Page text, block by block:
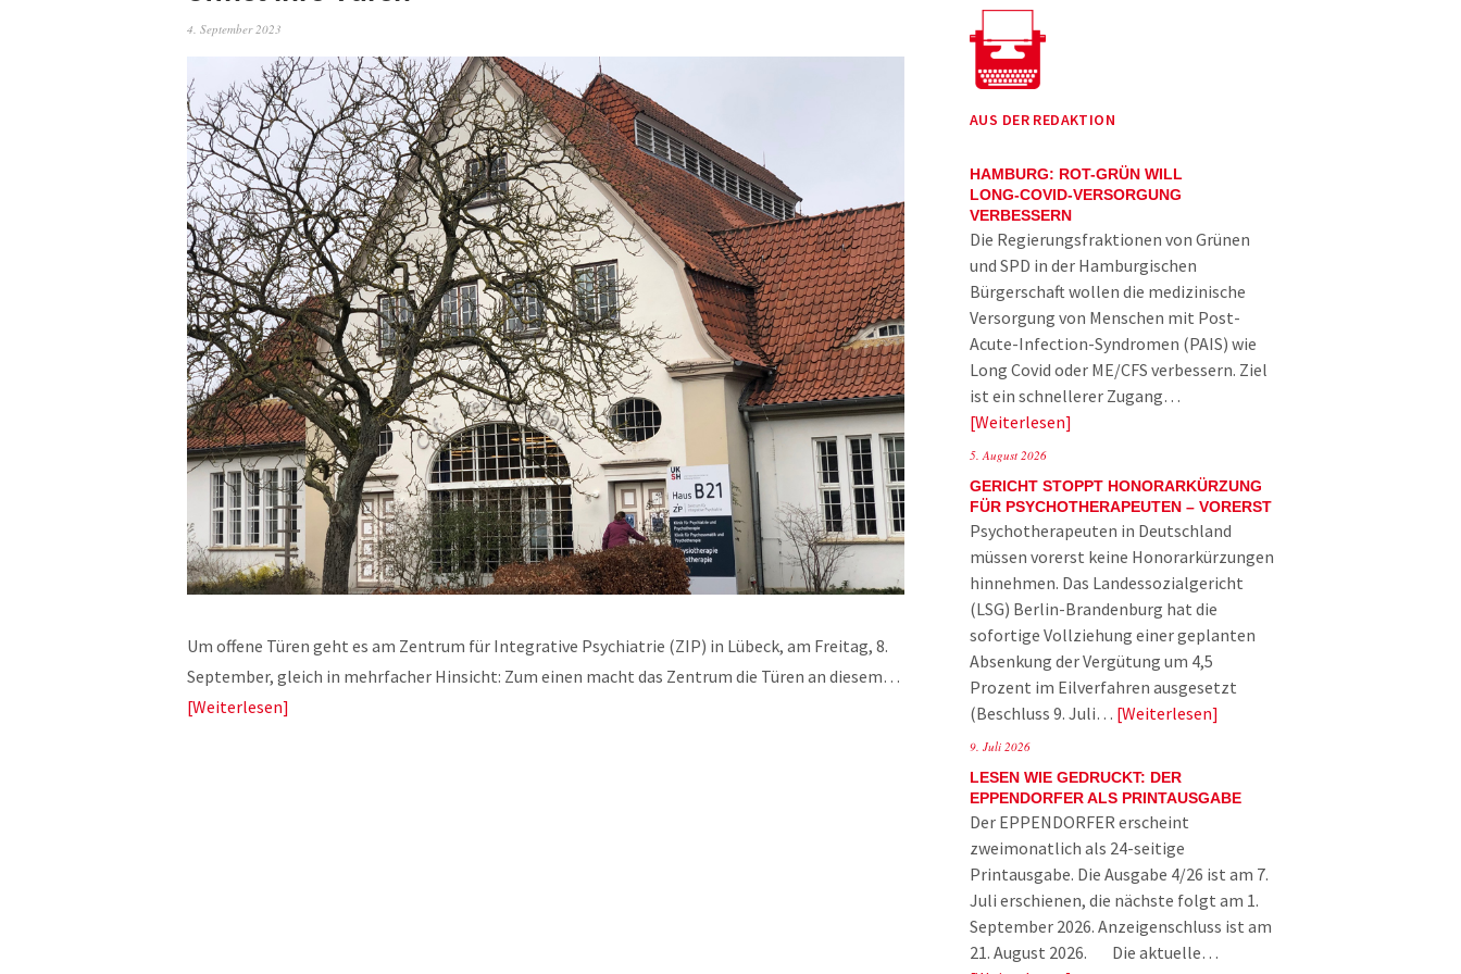
4. September 2023
Um offene Türen geht es am Zentrum für Integrative Psychiatrie (ZIP) in Lübeck, am Freitag, 8.
September, gleich in mehrfacher Hinsicht: Zum einen macht das Zentrum die Türen an diesem…
Weiterlesen
AUS DER REDAKTION
HAMBURG: ROT-GRÜN WILL
LONG-COVID-VERSORGUNG
VERBESSERN
Die Regierungsfraktionen von Grünen
und SPD in der Hamburgischen
Bürgerschaft wollen die medizinische
Versorgung von Menschen mit Post-
Acute-Infection-Syndromen (PAIS) wie
Long Covid oder ME/CFS verbessern. Ziel
ist ein schnellerer Zugang…
Weiterlesen
5. August 2026
GERICHT STOPPT HONORARKÜRZUNG
FÜR PSYCHOTHERAPEUTEN – VORERST
Psychotherapeuten in Deutschland
müssen vorerst keine Honorarkürzungen
hinnehmen. Das Landessozialgericht
(LSG) Berlin-Brandenburg hat die
sofortige Vollziehung einer geplanten
Absenkung der Vergütung um 4,5
Prozent im Eilverfahren ausgesetzt
(Beschluss 9. Juli… Weiterlesen
9. Juli 2026
LESEN WIE GEDRUCKT: DER
EPPENDORFER ALS PRINTAUSGABE
Der EPPENDORFER erscheint
zweimonatlich als 24-seitige
Printausgabe. Die Ausgabe 4/26 ist am 7.
Juli erschienen, die nächste folgt am 1.
September 2026. Anzeigenschluss ist am
21. August 2026. Die aktuelle…